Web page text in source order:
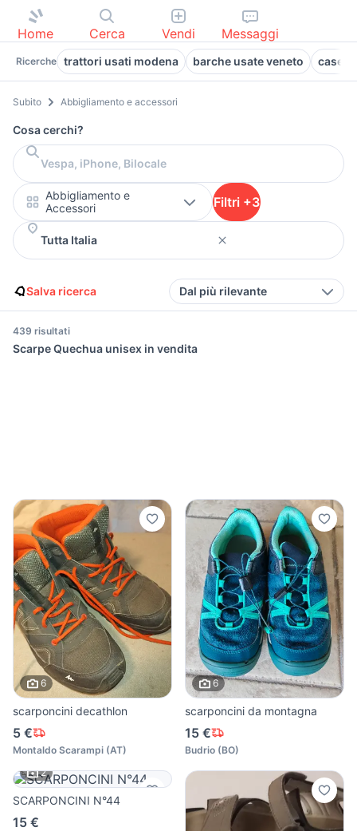
Home Cerca Vendi Messaggi
Ricerche trattori usati modena barche usate veneto case
Subito Abbigliamento e accessori
Cosa cerchi?
Abbigliamento e
Accessori
Filtri +3
Salva ricerca Dal più rilevante
439 risultati
Scarpe Quechua unisex in vendita
6
scarponcini decathlon
5 €
Montaldo Scarampi (AT)
6
scarponcini da montagna
15 €
Budrio (BO)
2
SCARPONCINI N°44
15 €